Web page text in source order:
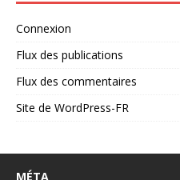
Connexion
Flux des publications
Flux des commentaires
Site de WordPress-FR
MÉTA